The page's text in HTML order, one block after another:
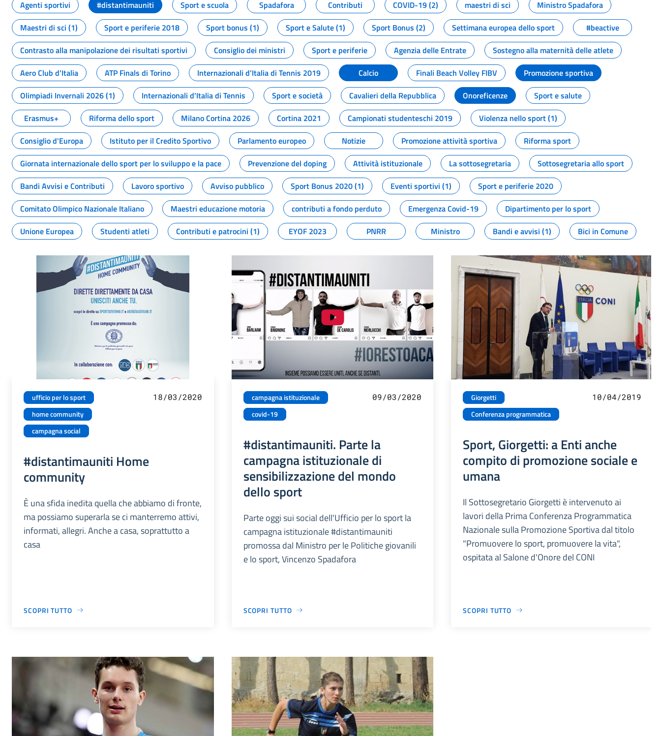
Agenti sportivi
#distantimauniti Sport e scuola Spadafora Contributi COVID-19 (2) maestri di sci
Ministro Spadafora
Maestri di sci (1)
Sport e periferie 2018 Sport bonus (1) Sport e Salute (1) Sport Bonus (2) Settimana europea dello sport
#beactive
Contrasto alla manipolazione dei risultati sportivi
Consiglio dei ministri Sport e periferie Agenzia delle Entrate
Sostegno alla maternità delle atlete
Aero Club d'Italia
ATP Finals di Torino Internazionali d'Italia di Tennis 2019 Calcio Finali Beach Volley FIBV
Promozione sportiva
Olimpiadi Invernali 2026 (1)
Internazionali d'Italia di Tennis Sport e società Cavalieri della Repubblica Onoreficenze
Sport e salute
Erasmus+
Riforma dello sport Milano Cortina 2026 Cortina 2021 Campionati studenteschi 2019
Violenza nello sport (1)
Consiglio d'Europa
Istituto per il Credito Sportivo Parlamento europeo Notizie Promozione attività sportiva
Riforma sport
Giornata internazionale dello sport per lo sviluppo e la pace
Prevenzione del doping Attività istituzionale La sottosegretaria
Sottosegretaria allo sport
Bandi Avvisi e Contributi
Lavoro sportivo Avviso pubblico Sport Bonus 2020 (1) Eventi sportivi (1)
Sport e periferie 2020
Comitato Olimpico Nazionale Italiano
Maestri educazione motoria contributi a fondo perduto Emergenza Covid-19
Dipartimento per lo sport
Unione Europea
Studenti atleti Contributi e patrocini (1) EYOF 2023 PNRR Ministro Bandi e avvisi (1) Bici in Comune
ufficio per lo sport
home community
campagna social
18/03/2020
#distantimauniti Home
community
È una sfida inedita quella che abbiamo di fronte,
ma possiamo superarla se ci manterremo attivi,
informati, allegri. Anche a casa, soprattutto a
casa
SCOPRI TUTTO
campagna istituzionale
covid-19
09/03/2020
#distantimauniti. Parte la
campagna istituzionale di
sensibilizzazione del mondo
dello sport
Parte oggi sui social dell'Ufficio per lo sport la
campagna istituzionale #distantimauniti
promossa dal Ministro per le Politiche giovanili
e lo sport, Vincenzo Spadafora
SCOPRI TUTTO
Giorgetti
Conferenza programmatica
10/04/2019
Sport, Giorgetti: a Enti anche
compito di promozione sociale e
umana
Il Sottosegretario Giorgetti è intervenuto ai
lavori della Prima Conferenza Programmatica
Nazionale sulla Promozione Sportiva dal titolo
"Promuovere lo sport, promuovere la vita",
ospitata al Salone d'Onore del CONI
SCOPRI TUTTO